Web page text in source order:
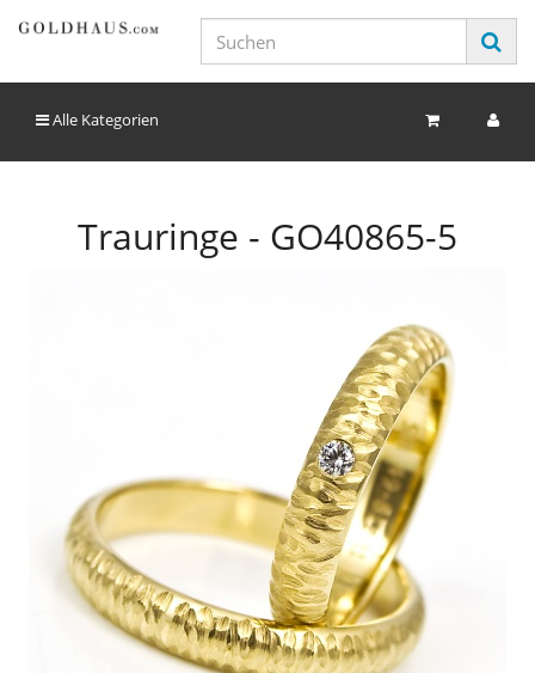
Alle Kategorien
Trauringe - GO40865-5